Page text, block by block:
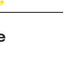
möglich.